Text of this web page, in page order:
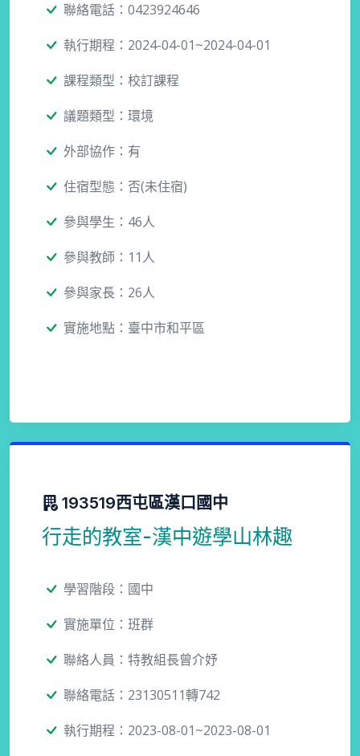
聯絡電話：0423924646
執行期程：2024-04-01~2024-04-01
課程類型：校訂課程
議題類型：環境
外部協作：有
住宿型態：否(未住宿)
參與學生：46人
參與教師：11人
參與家長：26人
實施地點：臺中市和平區
193519西屯區漢口國中
行走的教室-漢中遊學山林趣
學習階段：國中
實施單位：班群
聯絡人員：特教組長曾介妤
聯絡電話：23130511轉742
執行期程：2023-08-01~2023-08-01